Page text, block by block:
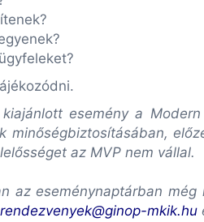
esemény a
minőségbiztosításában,
az MVP nem vállal.
az eseménynaptárban
rendezvenyek@ginop-mkik.hu